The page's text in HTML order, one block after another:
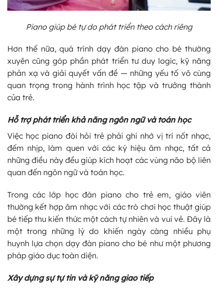
Piano giúp bé tự do phát triển theo cách riêng
Hơn thế nữa, quá trình dạy đàn piano cho bé thường
xuyên cũng góp phần phát triển tư duy logic, kỹ năng
phản xạ và giải quyết vấn đề — những yếu tố vô cùng
quan trọng trong hành trình học tập và trưởng thành
của trẻ.
Hỗ trợ phát triển khả năng ngôn ngữ và toán học
Việc học piano đòi hỏi trẻ phải ghi nhớ vị trí nốt nhạc,
đếm nhịp, làm quen với các ký hiệu âm nhạc, tất cả
những điều này đều giúp kích hoạt các vùng não bộ liên
quan đến ngôn ngữ và toán học.
Trong các lớp học đàn piano cho trẻ em, giáo viên
thường kết hợp âm nhạc với các trò chơi học thuật giúp
bé tiếp thu kiến thức một cách tự nhiên và vui vẻ. Đây là
một trong những lý do khiến ngày càng nhiều phụ
huynh lựa chọn dạy đàn piano cho bé như một phương
pháp giáo dục toàn diện.
Xây dựng sự tự tin và kỹ năng giao tiếp